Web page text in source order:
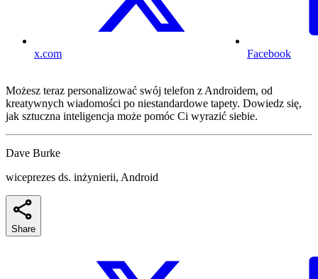
x.com Facebook
Możesz teraz personalizować swój telefon z Androidem, od
kreatywnych wiadomości po niestandardowe tapety. Dowiedz się,
jak sztuczna inteligencja może pomóc Ci wyrazić siebie.
Dave Burke
wiceprezes ds. inżynierii, Android
Share